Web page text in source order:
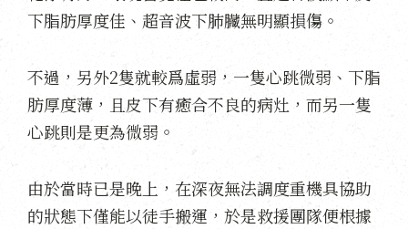
下脂肪厚度佳、超音波下肺臟無明顯損傷。
不過，另外2隻就較爲虛弱，一隻心跳微弱、下脂
肪厚度薄，且皮下有癒合不良的病灶，而另一隻
心跳則是更為微弱。
由於當時已是晚上，在深夜無法調度重機具協助
的狀態下僅能以徒手搬運，於是救援團隊便根據